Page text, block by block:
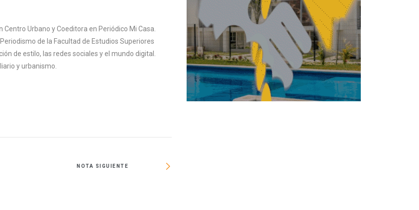
Urbano y Coeditora en Periódico Mi Casa.
de la Facultad de Estudios Superiores
de estilo, las redes sociales y el mundo digital.
y urbanismo.
NOTA SIGUIENTE